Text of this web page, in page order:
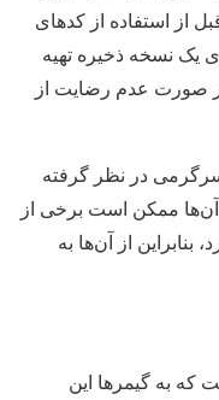
از استفاده از کدهای
یک نسخه ذخیره تهیه
صورت عدم رضایت از
سرگرمی در نظر گرفته
آن‌ها ممکن است برخی از
بنابراین از آن‌ها به
که به گیمرها این